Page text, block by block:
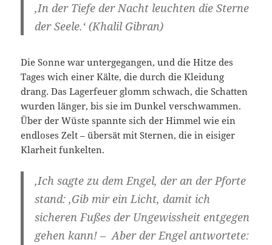
‚In der Tiefe der Nacht leuchten die Sterne
der Seele.‘ (Khalil Gibran)
Die Sonne war untergegangen, und die Hitze des
Tages wich einer Kälte, die durch die Kleidung
drang. Das Lagerfeuer glomm schwach, die Schatten
wurden länger, bis sie im Dunkel verschwammen.
Über der Wüste spannte sich der Himmel wie ein
endloses Zelt – übersät mit Sternen, die in eisiger
Klarheit funkelten.
‚Ich sagte zu dem Engel, der an der Pforte
stand: ‚Gib mir ein Licht, damit ich
sicheren Fußes der Ungewissheit entgegen
gehen kann! – Aber der Engel antwortete: